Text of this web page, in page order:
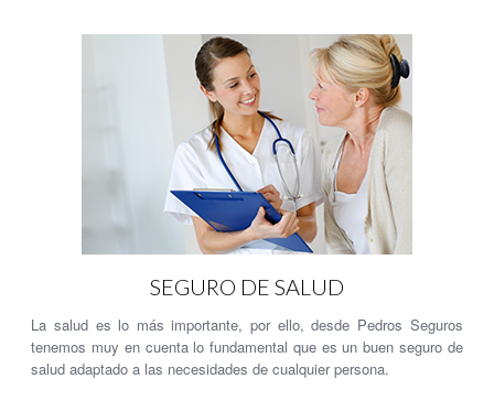
SEGURO DE SALUD
La salud es lo más importante, por ello, desde Pedros Seguros
tenemos muy en cuenta lo fundamental que es un buen seguro de
salud adaptado a las necesidades de cualquier persona.